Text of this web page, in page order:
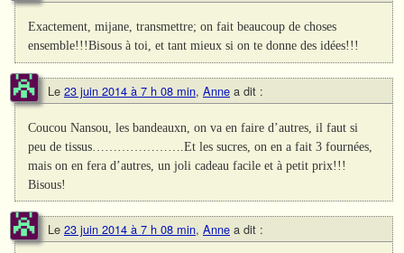
Exactement, mijane, transmettre; on fait beaucoup de choses
ensemble!!!Bisous à toi, et tant mieux si on te donne des idées!!!
Le 23 juin 2014 à 7 h 08 min, Anne a dit :
Coucou Nansou, les bandeauxn, on va en faire d’autres, il faut si
peu de tissus………………….Et les sucres, on en a fait 3 fournées,
mais on en fera d’autres, un joli cadeau facile et à petit prix!!!
Bisous!
Le 23 juin 2014 à 7 h 08 min, Anne a dit :